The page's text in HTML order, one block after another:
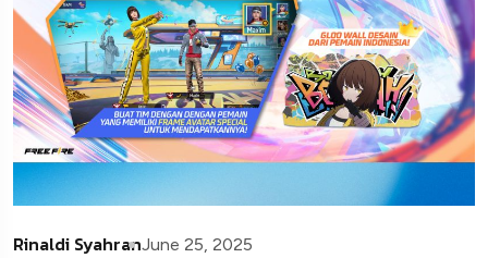
Rinaldi SyahranJune 25, 2025